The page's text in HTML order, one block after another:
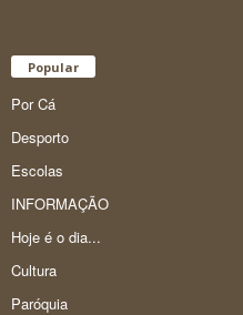
Popular
Por Cá
Desporto
Escolas
INFORMAÇÃO
Hoje é o dia...
Cultura
Paróquia